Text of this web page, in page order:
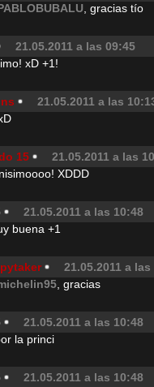
, gracias tío
21.05.2011 a las 09:45
xD +1!
21.05.2011 a las
15
21.05.2011 a las
XDDD
21.05.2011 a las 10:48
buena +1
21.05.2011 a las
, gracias
21.05.2011 a las 10:48
la princi
21.05.2011 a las 10:48